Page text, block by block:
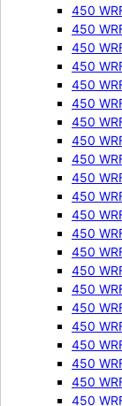
450
450
450
450
450
450
450
450
450
450
450
450
450
450
450
450
450
450
450
450
450
450